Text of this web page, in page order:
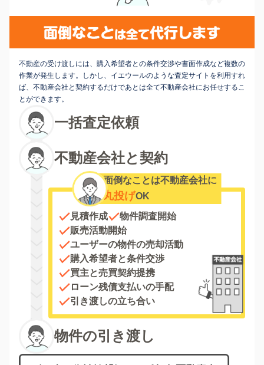
不動産の受け渡しには、購入希望者との条件交渉や書面作成など複数の
作業が発生します。しかし、イエウールのような査定サイトを利用すれ
ば、不動産会社と契約するだけであとは全て不動産会社にお任せするこ
とができます。
一括査定依頼
不動産会社と契約
面倒なことは不動産会社に
丸投げOK
見積作成
物件調査開始
販売活動開始
ユーザーの物件の売却活動
購入希望者と条件交渉
買主と売買契約提携
ローン残債支払いの手配
引き渡しの立ち合い
物件の引き渡し